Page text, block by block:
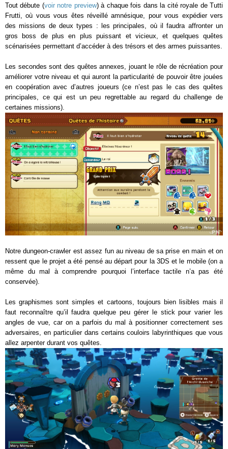
Tout débute (voir notre preview) à chaque fois dans la cité royale de Tutti
Frutti, où vous vous êtes réveillé amnésique, pour vous expédier vers
des missions de deux types : les principales, où il faudra affronter un
gros boss de plus en plus puissant et vicieux, et quelques quêtes
scénarisées permettant d’accéder à des trésors et des armes puissantes.
Les secondes sont des quêtes annexes, jouant le rôle de récréation pour
améliorer votre niveau et qui auront la particularité de pouvoir être jouées
en coopération avec d’autres joueurs (ce n’est pas le cas des quêtes
principales, ce qui est un peu regrettable au regard du challenge de
certaines missions).
Notre dungeon-crawler est assez fun au niveau de sa prise en main et on
ressent que le projet a été pensé au départ pour la 3DS et le mobile (on a
même du mal à comprendre pourquoi l’interface tactile n’a pas été
conservée).
Les graphismes sont simples et cartoons, toujours bien lisibles mais il
faut reconnaître qu’il faudra quelque peu gérer le stick pour varier les
angles de vue, car on a parfois du mal à positionner correctement ses
adversaires, en particulier dans certains couloirs labyrinthiques que vous
allez arpenter durant vos quêtes.